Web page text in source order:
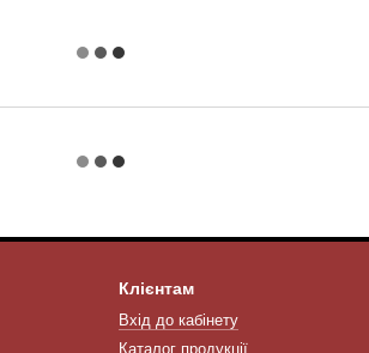
Клієнтам
Вхід до кабінету
Каталог продукції